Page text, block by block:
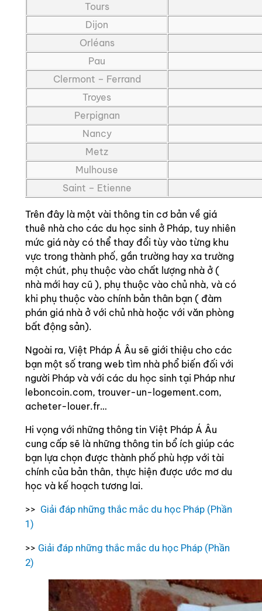
Tours
Dijon
Orléans
Pau
Clermont – Ferrand
Troyes
Perpignan
Nancy
Metz
Mulhouse
Saint – Etienne
Trên đây là một vài thông tin cơ bản về giá
thuê nhà cho các du học sinh ở Pháp, tuy nhiên
mức giá này có thể thay đổi tùy vào từng khu
vực trong thành phố, gần trường hay xa trường
một chút, phụ thuộc vào chất lượng nhà ở (
nhà mới hay cũ ), phụ thuộc vào chủ nhà, và có
khi phụ thuộc vào chính bản thân bạn ( đàm
phán giá nhà ở với chủ nhà hoặc với văn phòng
bất động sản).
Ngoài ra, Việt Pháp Á Âu sẽ giới thiệu cho các
bạn một số trang web tìm nhà phổ biến đối với
người Pháp và với các du học sinh tại Pháp như
leboncoin.com, trouver-un-logement.com,
acheter-louer.fr…
Hi vọng với những thông tin Việt Pháp Á Âu
cung cấp sẽ là những thông tin bổ ích giúp các
bạn lựa chọn được thành phố phù hợp với tài
chính của bản thân, thực hiện được ước mơ du
học và kế hoạch tương lai.
>> Giải đáp những thắc mắc du học Pháp (Phần
1)
>> Giải đáp những thắc mắc du học Pháp (Phần
2)